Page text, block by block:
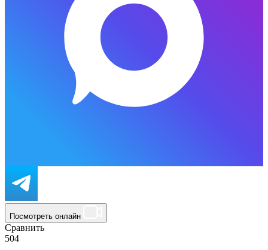
Посмотреть онлайн
Сравнить
504